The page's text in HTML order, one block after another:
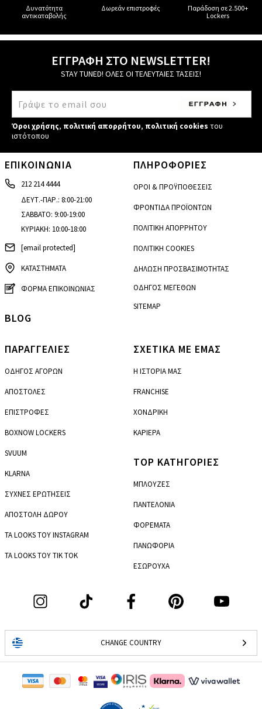
Δυνατότητα
αντικαταβολής
Δωρεάν επιστροφές
Παράδοση σε 2.500+
Lockers
ΕΓΓΡΑΦΗ ΣΤΟ NEWSLETTER!
STAY TUNED! ΟΛΕΣ ΟΙ ΤΕΛΕΥΤΑΙΕΣ ΤΑΣΕΙΣ!
Όροι χρήσης, πολιτική απορρήτου, πολιτική cookies του
ιστότοπου
ΕΠΙΚΟΙΝΩΝΙΑ
212 214 4444
ΔΕΥΤ.-ΠΑΡ.: 8:00-21:00
ΣΑΒΒΑΤΟ: 9:00-19:00
ΚΥΡΙΑΚΗ: 10:00-18:00
[email protected]
ΚΑΤΑΣΤΗΜΑΤΑ
ΦΟΡΜΑ ΕΠΙΚΟΙΝΩΝΙΑΣ
ΠΑΡΑΓΓΕΛΙΕΣ
ΟΔΗΓΟΣ ΑΓΟΡΩΝ
ΑΠΟΣΤΟΛΕΣ
ΕΠΙΣΤΡΟΦΕΣ
BOXNOW LOCKERS
SVUUM
KLARNA
ΣΥΧΝΕΣ ΕΡΩΤΗΣΕΙΣ
ΑΠΟΣΤΟΛΗ ΔΩΡΟΥ
ΤΑ LOOKS ΤΟΥ INSTAGRAM
ΤΑ LOOKS ΤΟΥ TIK TOK
ΠΛΗΡΟΦΟΡΙΕΣ
ΟΡΟΙ & ΠΡΟΫΠΟΘΕΣΕΙΣ
ΦΡΟΝΤΙΔΑ ΠΡΟΪΟΝΤΩΝ
ΠΟΛΙΤΙΚΗ ΑΠΟΡΡΗΤΟΥ
ΠΟΛΙΤΙΚΗ COOKIES
ΔΗΛΩΣΗ ΠΡΟΣΒΑΣΙΜΟΤΗΤΑΣ
ΟΔΗΓΟΣ ΜΕΓΕΘΩΝ
SITEMAP
ΣΧΕΤΙΚΑ ΜΕ ΕΜΑΣ
Η ΙΣΤΟΡΙΑ ΜΑΣ
FRANCHISE
ΧΟΝΔΡΙΚΗ
ΚΑΡΙΕΡΑ
CHANGE COUNTRY
TOP ΚΑΤΗΓΟΡΙΕΣ
ΜΠΛΟΥΖΕΣ
ΠΑΝΤΕΛΟΝΙΑ
ΦΟΡΕΜΑΤΑ
ΠΑΝΩΦΟΡΙΑ
ΕΣΩΡΟΥΧΑ
BLOG